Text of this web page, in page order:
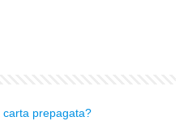
carta prepagata?